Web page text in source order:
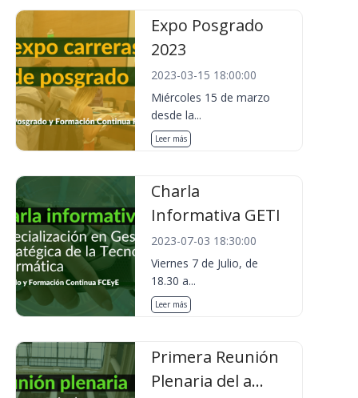
Expo Posgrado
2023
2023-03-15 18:00:00
Miércoles 15 de marzo
desde la...
Leer más
Charla
Informativa GETI
2023-07-03 18:30:00
Viernes 7 de Julio, de
18.30 a...
Leer más
Primera Reunión
Plenaria del a...